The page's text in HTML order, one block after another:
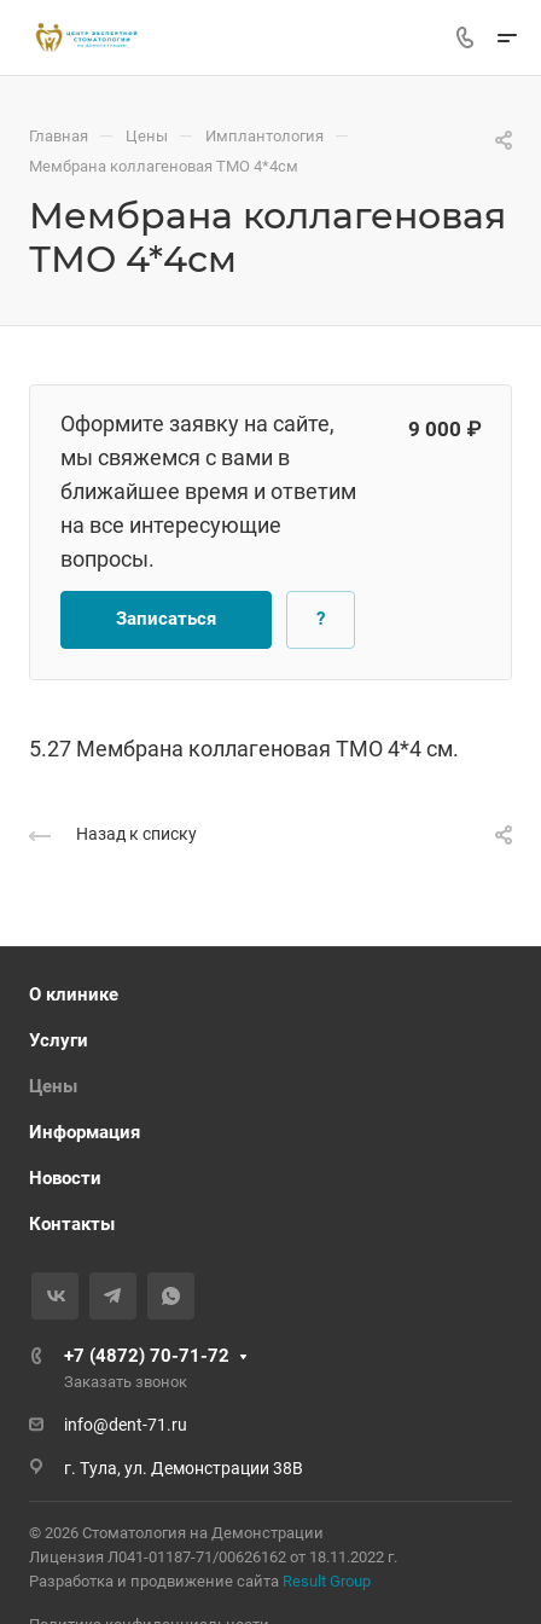
Главная — Цены — Имплантология —
Мембрана коллагеновая ТМО 4*4см
Мембрана коллагеновая
ТМО 4*4см
Оформите заявку на сайте,
мы свяжемся с вами в
ближайшее время и ответим
на все интересующие
вопросы.
9 000 ₽
Записаться ?
5.27 Мембрана коллагеновая ТМО 4*4 см.
Назад к списку
О клинике
Услуги
Цены
Информация
Новости
Контакты
+7 (4872) 70-71-72
Заказать звонок
info@dent-71.ru
г. Тула, ул. Демонстрации 38В
© 2026 Стоматология на Демонстрации
Лицензия Л041-01187-71/00626162 от 18.11.2022 г.
Разработка и продвижение сайта Result Group